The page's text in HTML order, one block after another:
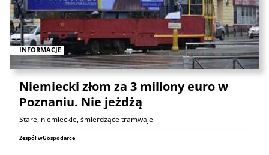
INFORMACJE
Niemiecki złom za 3 miliony euro w
Poznaniu. Nie jeżdżą
Stare, niemieckie, śmierdzące tramwaje
Zespół wGospodarce